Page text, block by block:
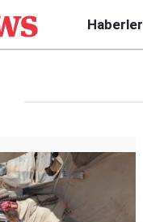
Haberler